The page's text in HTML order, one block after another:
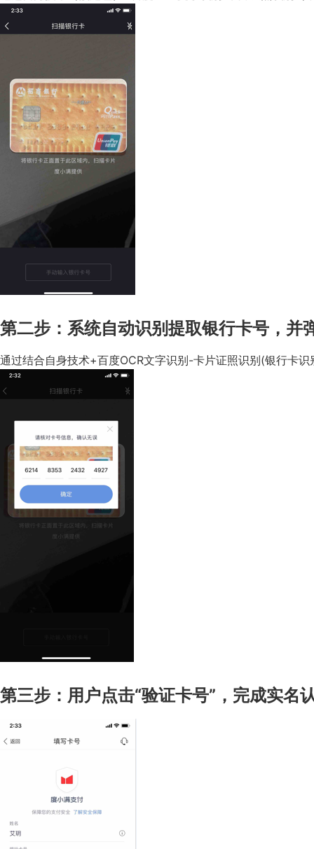
第二步：系统自动识别提取银行卡号，并
通过结合自身技术+百度OCR文字识别-卡片证照识别(银行卡
第三步：用户点击“验证卡号”，完成实名